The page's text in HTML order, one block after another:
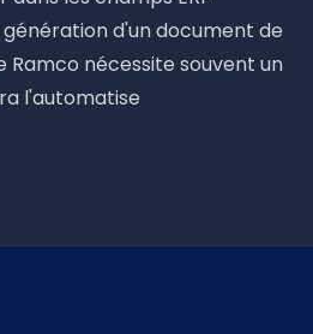
génération d'un document de
nécessite souvent un
l'automatise